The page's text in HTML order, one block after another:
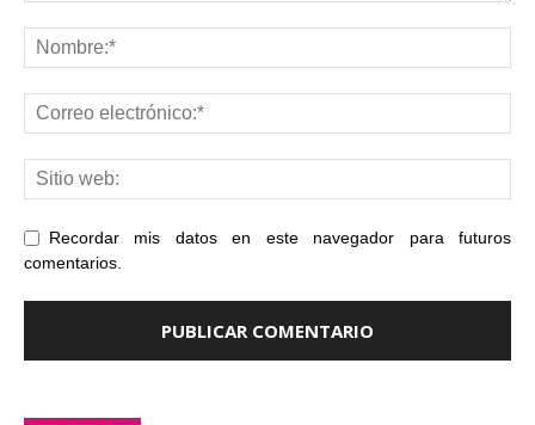
Recordar mis datos en este navegador para futuros
comentarios.